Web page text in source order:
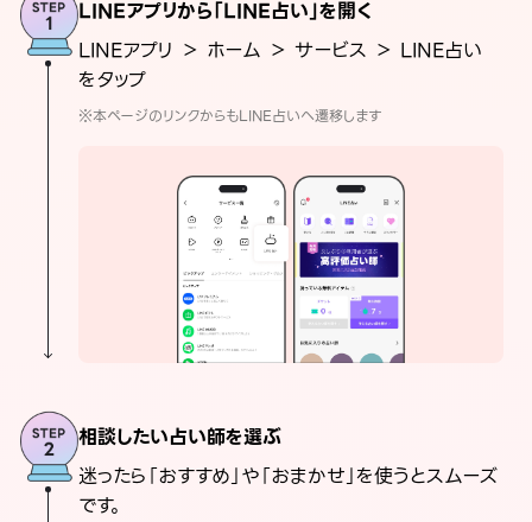
LINEアプリから「LINE占い」を開く
LINEアプリ ＞ ホーム ＞ サービス ＞ LINE占い
をタップ
※本ページのリンクからもLINE占いへ遷移します
相談したい占い師を選ぶ
迷ったら「おすすめ」や「おまかせ」を使うとスムーズ
です。